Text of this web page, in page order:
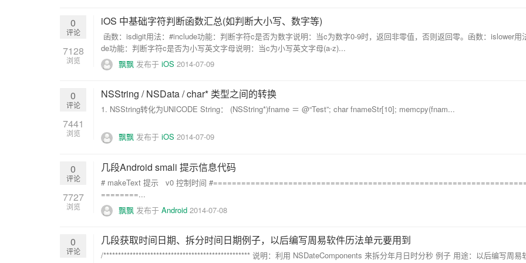
0
评论
7128
浏览
iOS 中基础字符判断函数汇总(如判断大小写、数字等)
函数：isdigit用法：#include功能：判断字符c是否为数字说明：当c为数字0-9时，返回非零值，否则返回零。函数：islower用
de功能：判断字符c是否为小写英文字母说明：当c为小写英文字母(a-z)...
飘飘 发布于 iOS 2014-07-09
0
评论
7441
浏览
NSString / NSData / char* 类型之间的转换
1. NSString转化为UNICODE String： (NSString*)fname ＝ @“Test”; char fnameStr[10]; memcpy(fnam...
飘飘 发布于 iOS 2014-07-09
0
评论
7727
浏览
几段Android smali 提示信息代码
# makeText 提示 v0 控制时间
========...
飘飘 发布于 Android 2014-07-08
0
评论
几段获取时间日期、拆分时间日期例子，以后编写周易软件历法单元要用到
/************************************************** 说明：利用 NSDateComponents 来拆分年月日时分秒 例子 用途：以后编写周易